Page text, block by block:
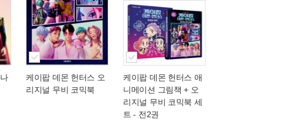
케이팝 데몬 헌터스 오
리지널 무비 코믹북
케이팝 데몬 헌터스 애
니메이션 그림책 + 오
리지널 무비 코믹북 세
트 - 전2권